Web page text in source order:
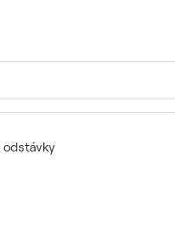
odstávky